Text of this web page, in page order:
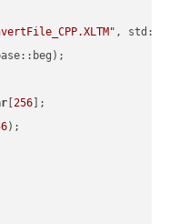
,
[256 ];
);